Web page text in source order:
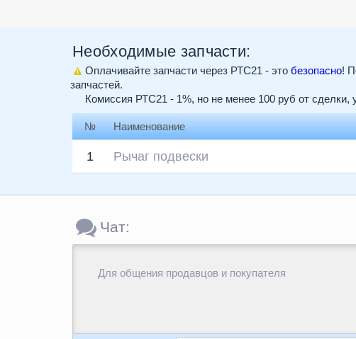
Необходимые запчасти:
Оплачивайте запчасти через РТС21 - этобезопасно!
запчастей.
Комиссия РТС21 - 1%, но не менее 100 руб от сделки,
№ Наименование
1 Рычаг подвески
Чат:
Для общения продавцов и покупателя